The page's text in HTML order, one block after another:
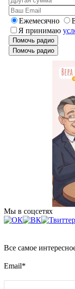
Ежемесячно
Я принимаю
Помочь радио
Помочь радио
Мы в соцсетях
Все самое
Email*